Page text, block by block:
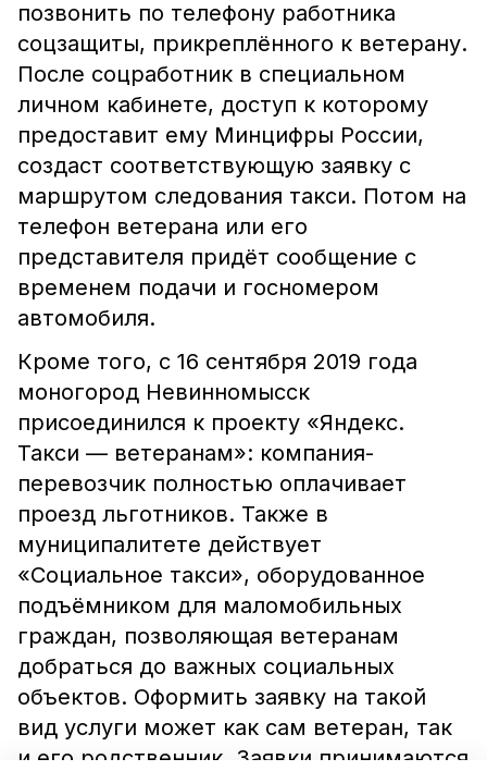
позвонить по телефону работника
соцзащиты, прикреплённого к ветерану.
После соцработник в специальном
личном кабинете, доступ к которому
предоставит ему Минцифры России,
создаст соответствующую заявку с
маршрутом следования такси. Потом на
телефон ветерана или его
представителя придёт сообщение с
временем подачи и госномером
автомобиля.
Кроме того, с 16 сентября 2019 года
моногород Невинномысск
присоединился к проекту «Яндекс.
Такси — ветеранам»: компания-
перевозчик полностью оплачивает
проезд льготников. Также в
муниципалитете действует
«Социальное такси», оборудованное
подъёмником для маломобильных
граждан, позволяющая ветеранам
добраться до важных социальных
объектов. Оформить заявку на такой
вид услуги может как сам ветеран, так
и его родственник. Заявки принимаются